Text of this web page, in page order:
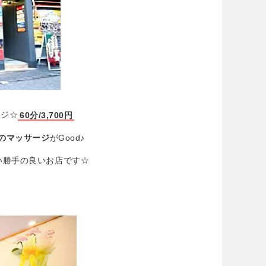
ジ☆ 60分/3,700円
マッサージがGood♪
勝手の良いお店です☆